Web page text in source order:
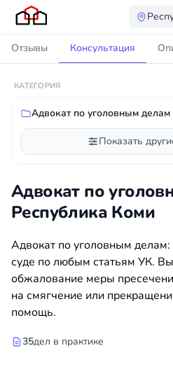
Отзывы Консультация
КАТЕГОРИЯ
Адвокат по уголовным делам
Показать
Адвокат по
Республика Коми
Адвокат по уголовным делам:
суде по любым статьям УК.
обжалование меры
на смягчение или
помощь.
35дел в практике